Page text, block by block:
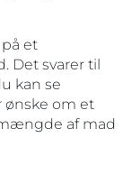
et
Det svarer til
kan se
om et
af mad